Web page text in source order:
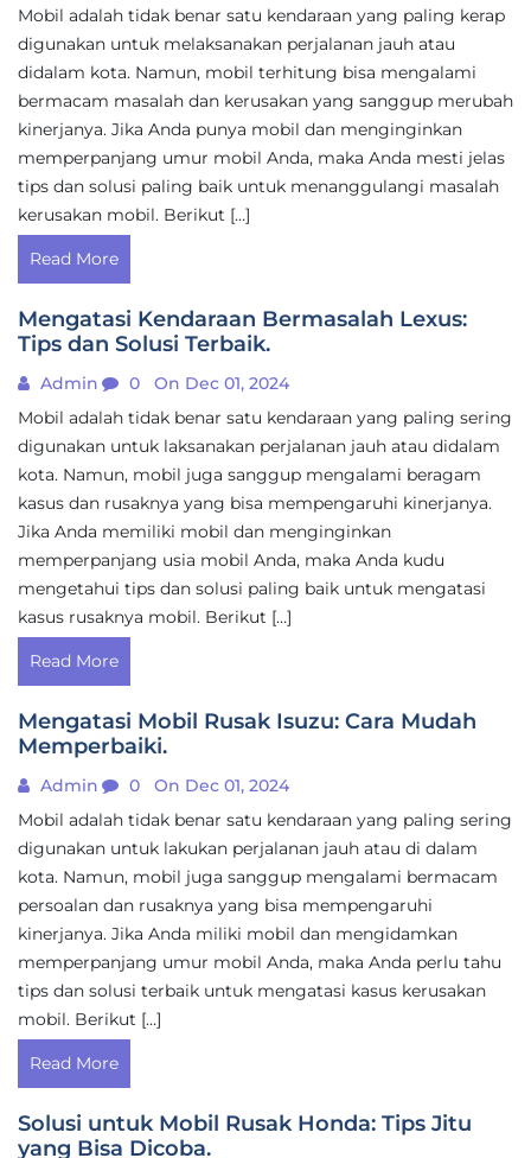
Mobil adalah tidak benar satu kendaraan yang paling kerap
digunakan untuk melaksanakan perjalanan jauh atau
didalam kota. Namun, mobil terhitung bisa mengalami
bermacam masalah dan kerusakan yang sanggup merubah
kinerjanya. Jika Anda punya mobil dan menginginkan
memperpanjang umur mobil Anda, maka Anda mesti jelas
tips dan solusi paling baik untuk menanggulangi masalah
kerusakan mobil. Berikut […]
Read More
Mengatasi Kendaraan Bermasalah Lexus:
Tips dan Solusi Terbaik.
Admin 0
On Dec 01, 2024
Mobil adalah tidak benar satu kendaraan yang paling sering
digunakan untuk laksanakan perjalanan jauh atau didalam
kota. Namun, mobil juga sanggup mengalami beragam
kasus dan rusaknya yang bisa mempengaruhi kinerjanya.
Jika Anda memiliki mobil dan menginginkan
memperpanjang usia mobil Anda, maka Anda kudu
mengetahui tips dan solusi paling baik untuk mengatasi
kasus rusaknya mobil. Berikut […]
Read More
Mengatasi Mobil Rusak Isuzu: Cara Mudah
Memperbaiki.
Admin 0
On Dec 01, 2024
Mobil adalah tidak benar satu kendaraan yang paling sering
digunakan untuk lakukan perjalanan jauh atau di dalam
kota. Namun, mobil juga sanggup mengalami bermacam
persoalan dan rusaknya yang bisa mempengaruhi
kinerjanya. Jika Anda miliki mobil dan mengidamkan
memperpanjang umur mobil Anda, maka Anda perlu tahu
tips dan solusi terbaik untuk mengatasi kasus kerusakan
mobil. Berikut […]
Read More
Solusi untuk Mobil Rusak Honda: Tips Jitu
yang Bisa Dicoba.